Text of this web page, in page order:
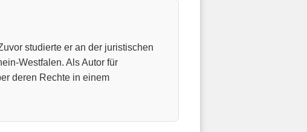
studierte er an der juristischen
Westfalen. Als Autor für
deren Rechte in einem